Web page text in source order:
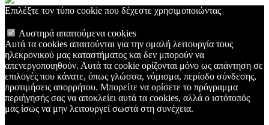
Επιλέξτε τον τύπο cookie που δέχεστε χρησιμοποιώντας
Αυστηρά απαιτούμενα cookies
Αυτά τα cookies απαιτούνται για την ομαλή λειτουργία τους
ηλεκρονικού μας καταστήματος και δεν μπορούν να
απενεργοποιηθούν. Αυτά τα cookie ορίζονται μόνο ως απάντηση σε
επιλογές που κάνατε, όπως γλώσσα, νόμισμα, περίοδο σύνδεσης,
προτιμήσεις απορρήτου. Μπορείτε να ορίσετε το πρόγραμμα
περιήγησής σας να αποκλείει αυτά τα cookies, αλλά ο ιστότοπός
μας ίσως να μην λειτουργεί σωστά στη συνέχεια.